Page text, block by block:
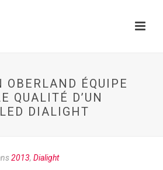
OBERLAND ÉQUIPE
QUALITÉ D’UN
DIALIGHT
2013, Dialight